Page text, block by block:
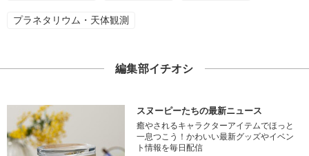
プラネタリウム・天体観測
編集部イチオシ
スヌーピーたちの最新ニュース
癒やされるキャラクターアイテムでほっと
一息つこう！かわいい最新グッズやイベン
ト情報を毎日配信